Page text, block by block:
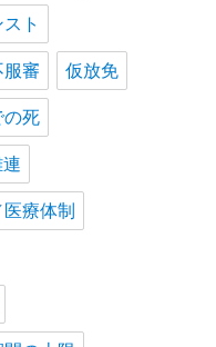
ト
服審 仮放免
の死
療体制